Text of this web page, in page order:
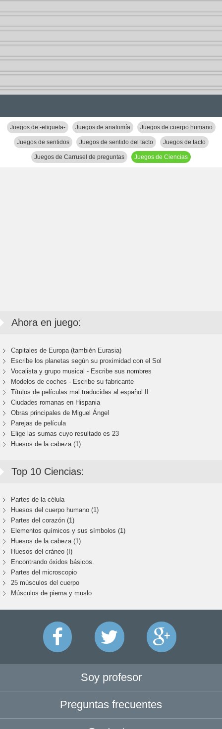
Juegos de -etiqueta- Juegos de anatomía Juegos de cuerpo humano
Juegos de sentidos Juegos de sentido del tacto Juegos de tacto
Juegos de Carrusel de preguntas Juegos de Ciencias
Ahora en juego:
Capitales de Europa (también Eurasia)
Escribe los planetas según su proximidad con el Sol
Vocalista y grupo musical - Escribe sus nombres
Modelos de coches - Escribe su fabricante
Títulos de películas mal traducidas al español II
Ciudades romanas en Hispania
Obras principales de Miguel Ángel
Parejas de película
Elige las sumas cuyo resultado es 23
Huesos de la cabeza (1)
Top 10 Ciencias:
Partes de la célula
Huesos del cuerpo humano (1)
Partes del corazón (1)
Elementos químicos y sus símbolos (1)
Huesos de la cabeza (1)
Huesos del cráneo (I)
Encontrando óxidos básicos.
Partes del microscopio
25 músculos del cuerpo
Músculos de pierna y muslo
Soy profesor
Preguntas frecuentes